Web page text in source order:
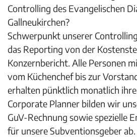
Controlling des Evangelischen
Gallneukirchen?
Schwerpunkt unserer
das Reporting von der
Konzernbericht. Alle Personen
vom Küchenchef bis zur
erhalten pünktlich monatlich
Corporate Planner bilden wir
GuV-Rechnung sowie spezielle
für unsere Subventionsgeber